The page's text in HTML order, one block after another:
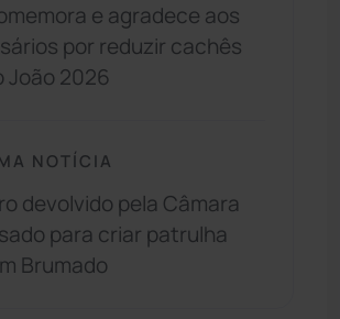
e agradece aos
por reduzir cachês
João 2026
NOTÍCIA
devolvido pela Câmara
para criar patrulha
Brumado